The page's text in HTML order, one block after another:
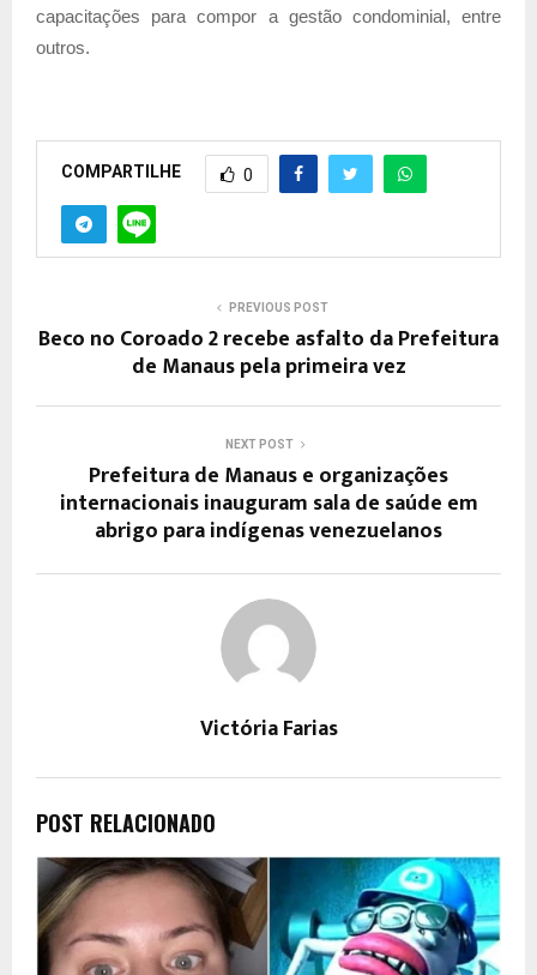
capacitações para compor a gestão condominial, entre
outros.
COMPARTILHE 0
PREVIOUS POST
Beco no Coroado 2 recebe asfalto da Prefeitura
de Manaus pela primeira vez
NEXT POST
Prefeitura de Manaus e organizações
internacionais inauguram sala de saúde em
abrigo para indígenas venezuelanos
Victória Farias
POST RELACIONADO